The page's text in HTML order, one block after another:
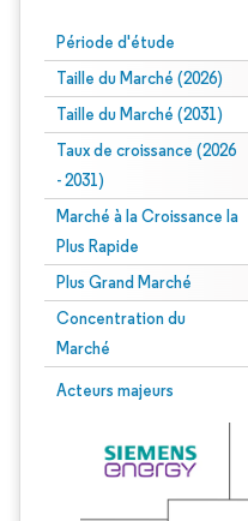
Période d'étude
Taille du Marché (2026)
Taille du Marché (2031)
Taux de croissance (2026
- 2031)
Marché à la Croissance la
Plus Rapide
Plus Grand Marché
Concentration du
Marché
Acteurs majeurs
Image © Mordor Intelligence.